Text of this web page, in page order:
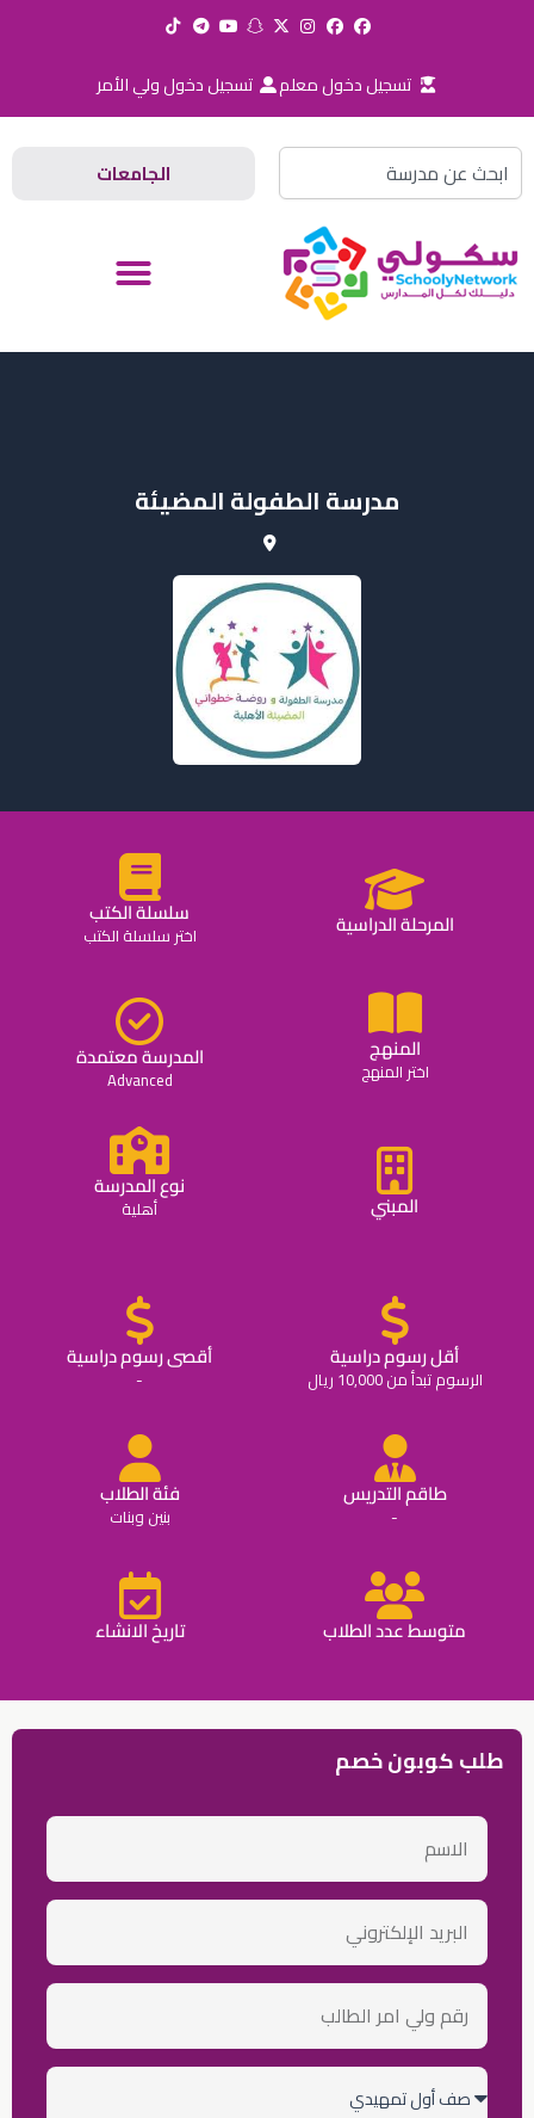
تسجيل دخول معلم تسجيل دخول ولي الأمر
الجامعات Search
مدرسة الطفولة المضيئة
المرحلة الدراسية سلسلة الكتب
اختر سلسلة الكتب
المنهج
اختر المنهج المدرسة معتمدة
Advanced
المبني
نوع المدرسة
أهلية
أقل رسوم دراسية
الرسوم تبدأ من 10,000 ريال
أقصى رسوم دراسية
-
طاقم التدريس
-
فئة الطلاب
بنين وبنات
متوسط عدد الطلاب تاريخ الانشاء
طلب كوبون خصم
الاسم
email
رقم
ولي
أمر
الطالب
الصف
الدراسي